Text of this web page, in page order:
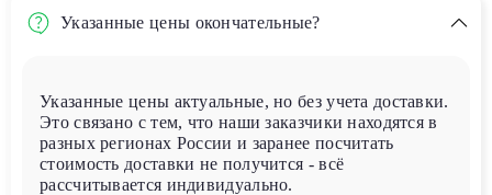
Указанные цены окончательные?
Указанные цены актуальные, но без учета доставки.
Это связано с тем, что наши заказчики находятся в
разных регионах России и заранее посчитать
стоимость доставки не получится - всё
рассчитывается индивидуально.